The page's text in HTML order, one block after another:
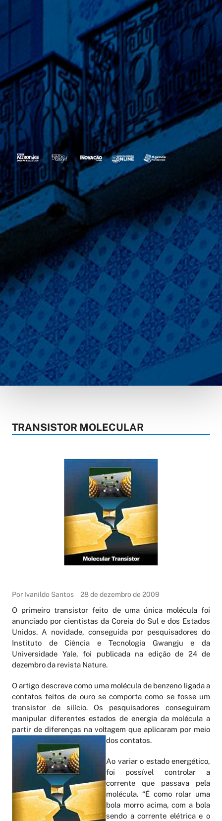
TRANSISTOR MOLECULAR
Por Ivanildo Santos 28 de dezembro de 2009
O primeiro transistor feito de uma única molécula foi
anunciado por cientistas da Coreia do Sul e dos Estados
Unidos. A novidade, conseguida por pesquisadores do
Instituto de Ciência e Tecnologia Gwangju e da
Universidade Yale, foi publicada na edição de 24 de
dezembro da revista Nature.
O artigo descreve como uma molécula de benzeno ligada a
contatos feitos de ouro se comporta como se fosse um
transistor de silício. Os pesquisadores conseguiram
manipular diferentes estados de energia da molécula a
partir de diferenças na voltagem que aplicaram por meio
dos contatos.
Ao variar o estado energético,
foi possível controlar a
corrente que passava pela
molécula. “É como rolar uma
bola morro acima, com a bola
sendo a corrente elétrica e o